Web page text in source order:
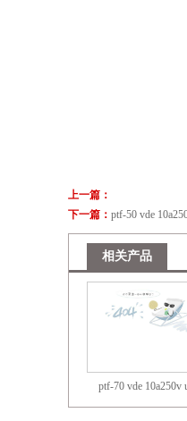
上一篇：
下一篇： ptf-50 vde
相关产品
ptf-70 vde 10a250v